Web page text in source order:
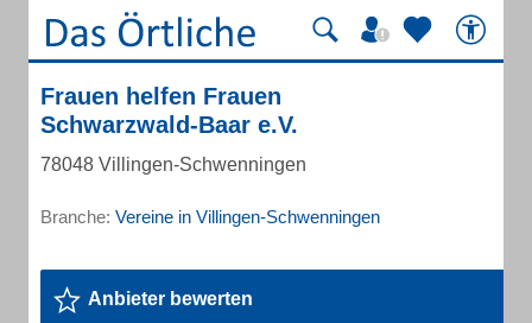
Frauen helfen Frauen
Schwarzwald-Baar e.V.
78048 Villingen-Schwenningen
Branche: Vereine in Villingen-Schwenningen
Anbieter bewerten